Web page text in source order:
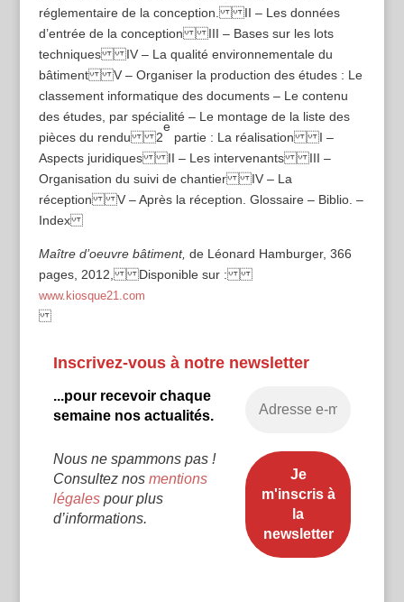
réglementaire de la conception. II – Les données
d’entrée de la conception III – Bases sur les lots
techniques IV – La qualité environnementale du
bâtiment V – Organiser la production des études : Le
classement informatique des documents – Le contenu
des études, par spécialité – Le montage de la liste des
pièces du rendu 2
e
partie : La réalisation I –
Aspects juridiques II – Les intervenants III –
Organisation du suivi de chantier IV – La
réception V – Après la réception. Glossaire – Biblio. –
Index
Maître d’oeuvre bâtiment, de Léonard Hamburger, 366
pages, 2012,
Disponible sur :
www.kiosque21.com
Inscrivez-vous à notre newsletter
...pour recevoir chaque
semaine nos actualités.
Nous ne spammons pas !
Consultez nos mentions
légalespour plus
d’informations.